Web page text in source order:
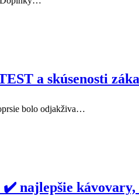
a skúsenosti
bolo odjakživa…
kávovary,